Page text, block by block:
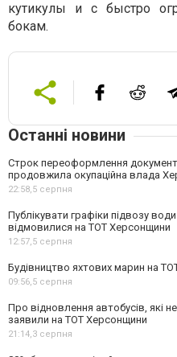
кутикулы и с быстро
бокам.
Останні новини
Строк переоформлення
продовжила окупаційна влада
22:58,5 серпня
Публікувати графіки підвозу
відмовилися на ТОТ Херсонщини
12:57,5 серпня
Будівництво яхтових марин на
09:56,5 серпня
Про відновлення автобусів, які
заявили на ТОТ Херсонщини
21:14,3 серпня